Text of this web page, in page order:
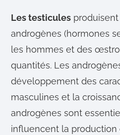
Les testicules
androgènes (hormones
les hommes et des
quantités. Les
développement des
masculines et la
androgènes sont
influencent la production